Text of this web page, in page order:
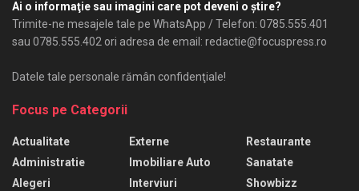
Ai o informaţie sau imagini care pot deveni o ştire?
Trimite-ne mesajele tale pe WhatsApp / Telefon: 0785.555.401
sau 0785.555.402 ori adresa de email: redactie@focuspress.ro
Datele tale personale rămân confidenţiale!
Focus pe Categorii
Actualitate
Administratie
Alegeri
Externe
Imobiliare Auto
Interviuri
Restaurante
Sanatate
Showbizz